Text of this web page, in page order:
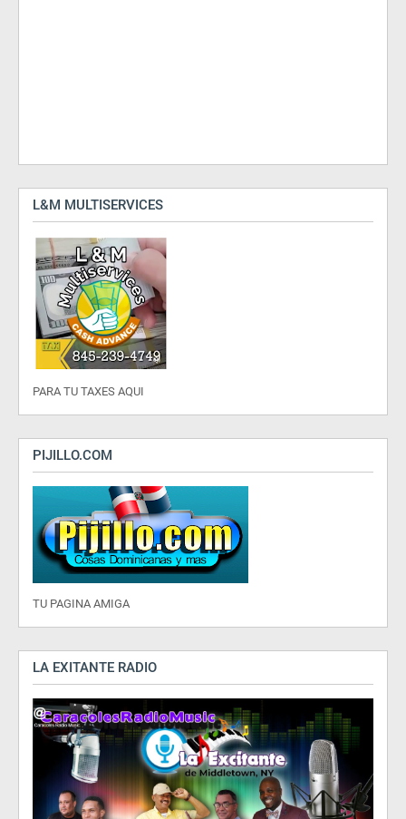
L&M MULTISERVICES
PARA TU TAXES AQUI
PIJILLO.COM
TU PAGINA AMIGA
LA EXITANTE RADIO